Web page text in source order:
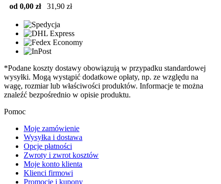
od 0,00 zł
31,90 zł
*Podane koszty dostawy obowiązują w przypadku standardowej
wysyłki. Mogą wystąpić dodatkowe opłaty, np. ze względu na
wagę, rozmiar lub właściwości produktów. Informacje te można
znaleźć bezpośrednio w opisie produktu.
Pomoc
Moje zamówienie
Wysyłka i dostawa
Opcje płatności
Zwroty i zwrot kosztów
Moje konto klienta
Klienci firmowi
Promocje i kupony